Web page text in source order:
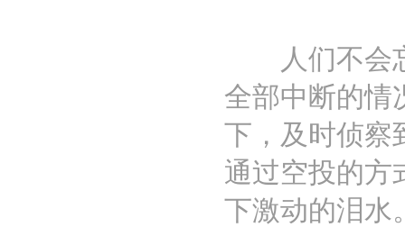
人们不会忘
全部中断的情
下，及时侦察
通过空投的方
下激动的泪水